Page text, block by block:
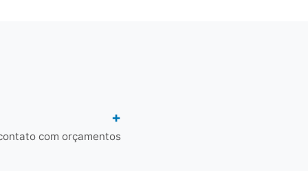
com orçamentos